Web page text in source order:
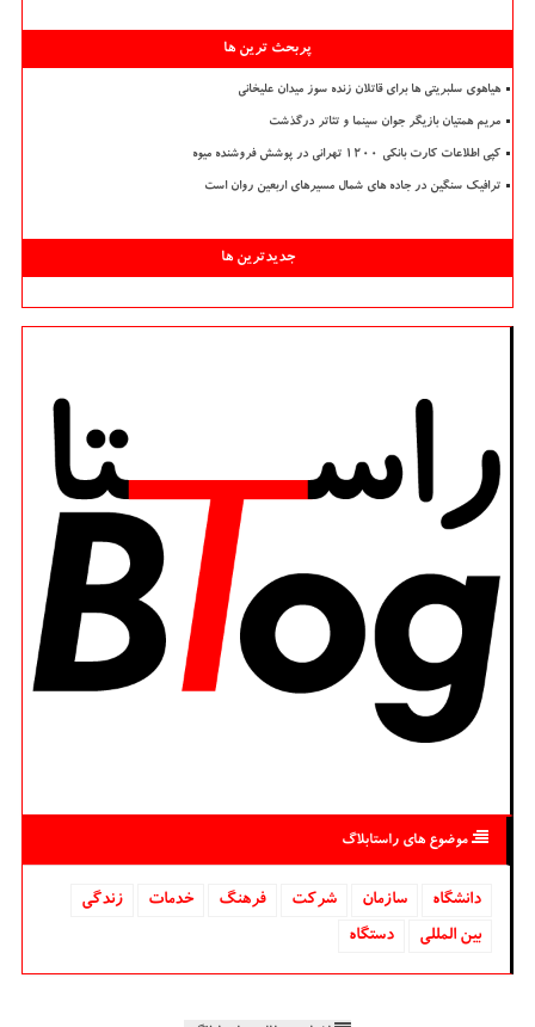
پربحث ترین ها
هیاهوی سلبریتی ها برای قاتلان زنده سوز میدان علیخانی
مریم همتیان بازیگر جوان سینما و تئاتر درگذشت
کپی اطلاعات کارت بانکی ۱۲۰۰ تهرانی در پوشش فروشنده میوه
ترافیک سنگین در جاده های شمال مسیرهای اربعین روان است
جدیدترین ها
موضوع های راستابلاگ
دانشگاه‌ سازمان شركت فرهنگ خدمات
زندگی
بین المللی
دستگاه